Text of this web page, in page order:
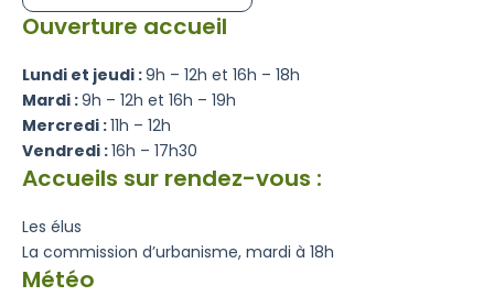
Ouverture accueil
Lundi et jeudi :9h – 12h et 16h – 18h
Mardi :9h – 12h et 16h – 19h
Mercredi :11h – 12h
Vendredi :16h – 17h30
Accueils sur rendez-vous :
Les élus
La commission d’urbanisme, mardi à 18h
Météo